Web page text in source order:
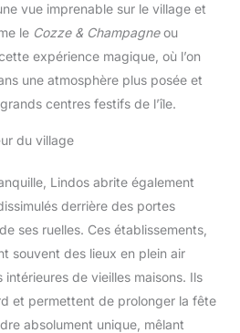
vue imprenable sur le village et
le Cozze & Champagneou
expérience magique, où l’on
une atmosphère plus posée et
centres festifs de l’île.
du village
Lindos abrite également
derrière des portes
ses ruelles. Ces établissements,
souvent des lieux en plein air
de vieilles maisons. Ils
et permettent de prolonger la fête
absolument unique, mêlant